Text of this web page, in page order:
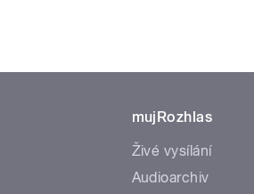
mujRozhlas
Živé vysílání
Audioarchiv